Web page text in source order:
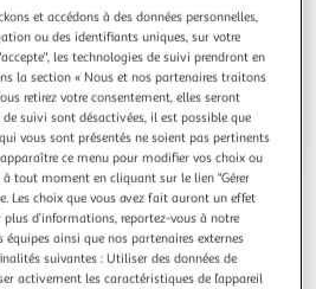
du moment
et accédons à des données personnelles,
ou des identifiants uniques, sur votre
les technologies de suivi prendront en
la section « Nous et nos partenaires traitons
retirez votre consentement, elles seront
suivi sont désactivées, il est possible que
vous sont présentés ne soient pas pertinents
ce menu pour modifier vos choix ou
tout moment en cliquant sur le lien "Gérer
Les choix que vous avez fait auront un effet
d’informations, reportez-vous à notre
ainsi que nos partenaires externes
suivantes : Utiliser des données de
activement les caractéristiques de l’appareil